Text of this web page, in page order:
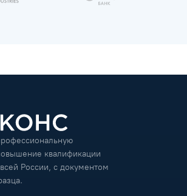
квалификации
России, с документом